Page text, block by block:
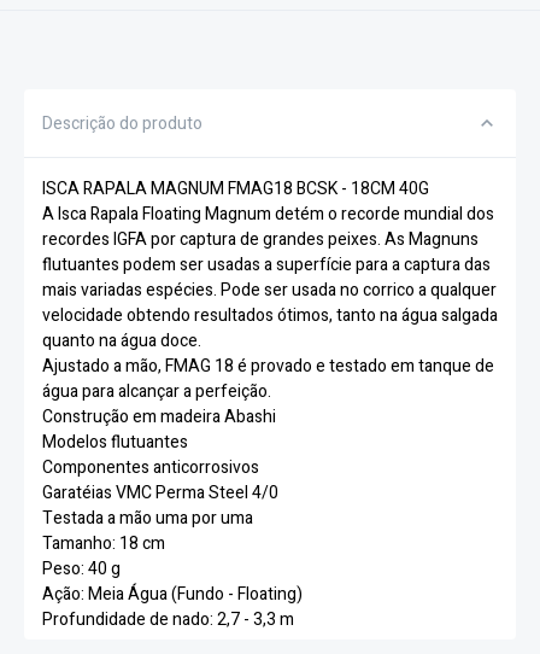
Descrição do produto
ISCA RAPALA MAGNUM FMAG18 BCSK - 18CM 40G
A Isca Rapala Floating Magnum detém o recorde mundial dos
recordes IGFA por captura de grandes peixes. As Magnuns
flutuantes podem ser usadas a superfície para a captura das
mais variadas espécies. Pode ser usada no corrico a qualquer
velocidade obtendo resultados ótimos, tanto na água salgada
quanto na água doce.
Ajustado a mão, FMAG 18 é provado e testado em tanque de
água para alcançar a perfeição.
Construção em madeira Abashi
Modelos flutuantes
Componentes anticorrosivos
Garatéias VMC Perma Steel 4/0
Testada a mão uma por uma
Tamanho: 18 cm
Peso: 40 g
Ação: Meia Água (Fundo - Floating)
Profundidade de nado: 2,7 - 3,3 m